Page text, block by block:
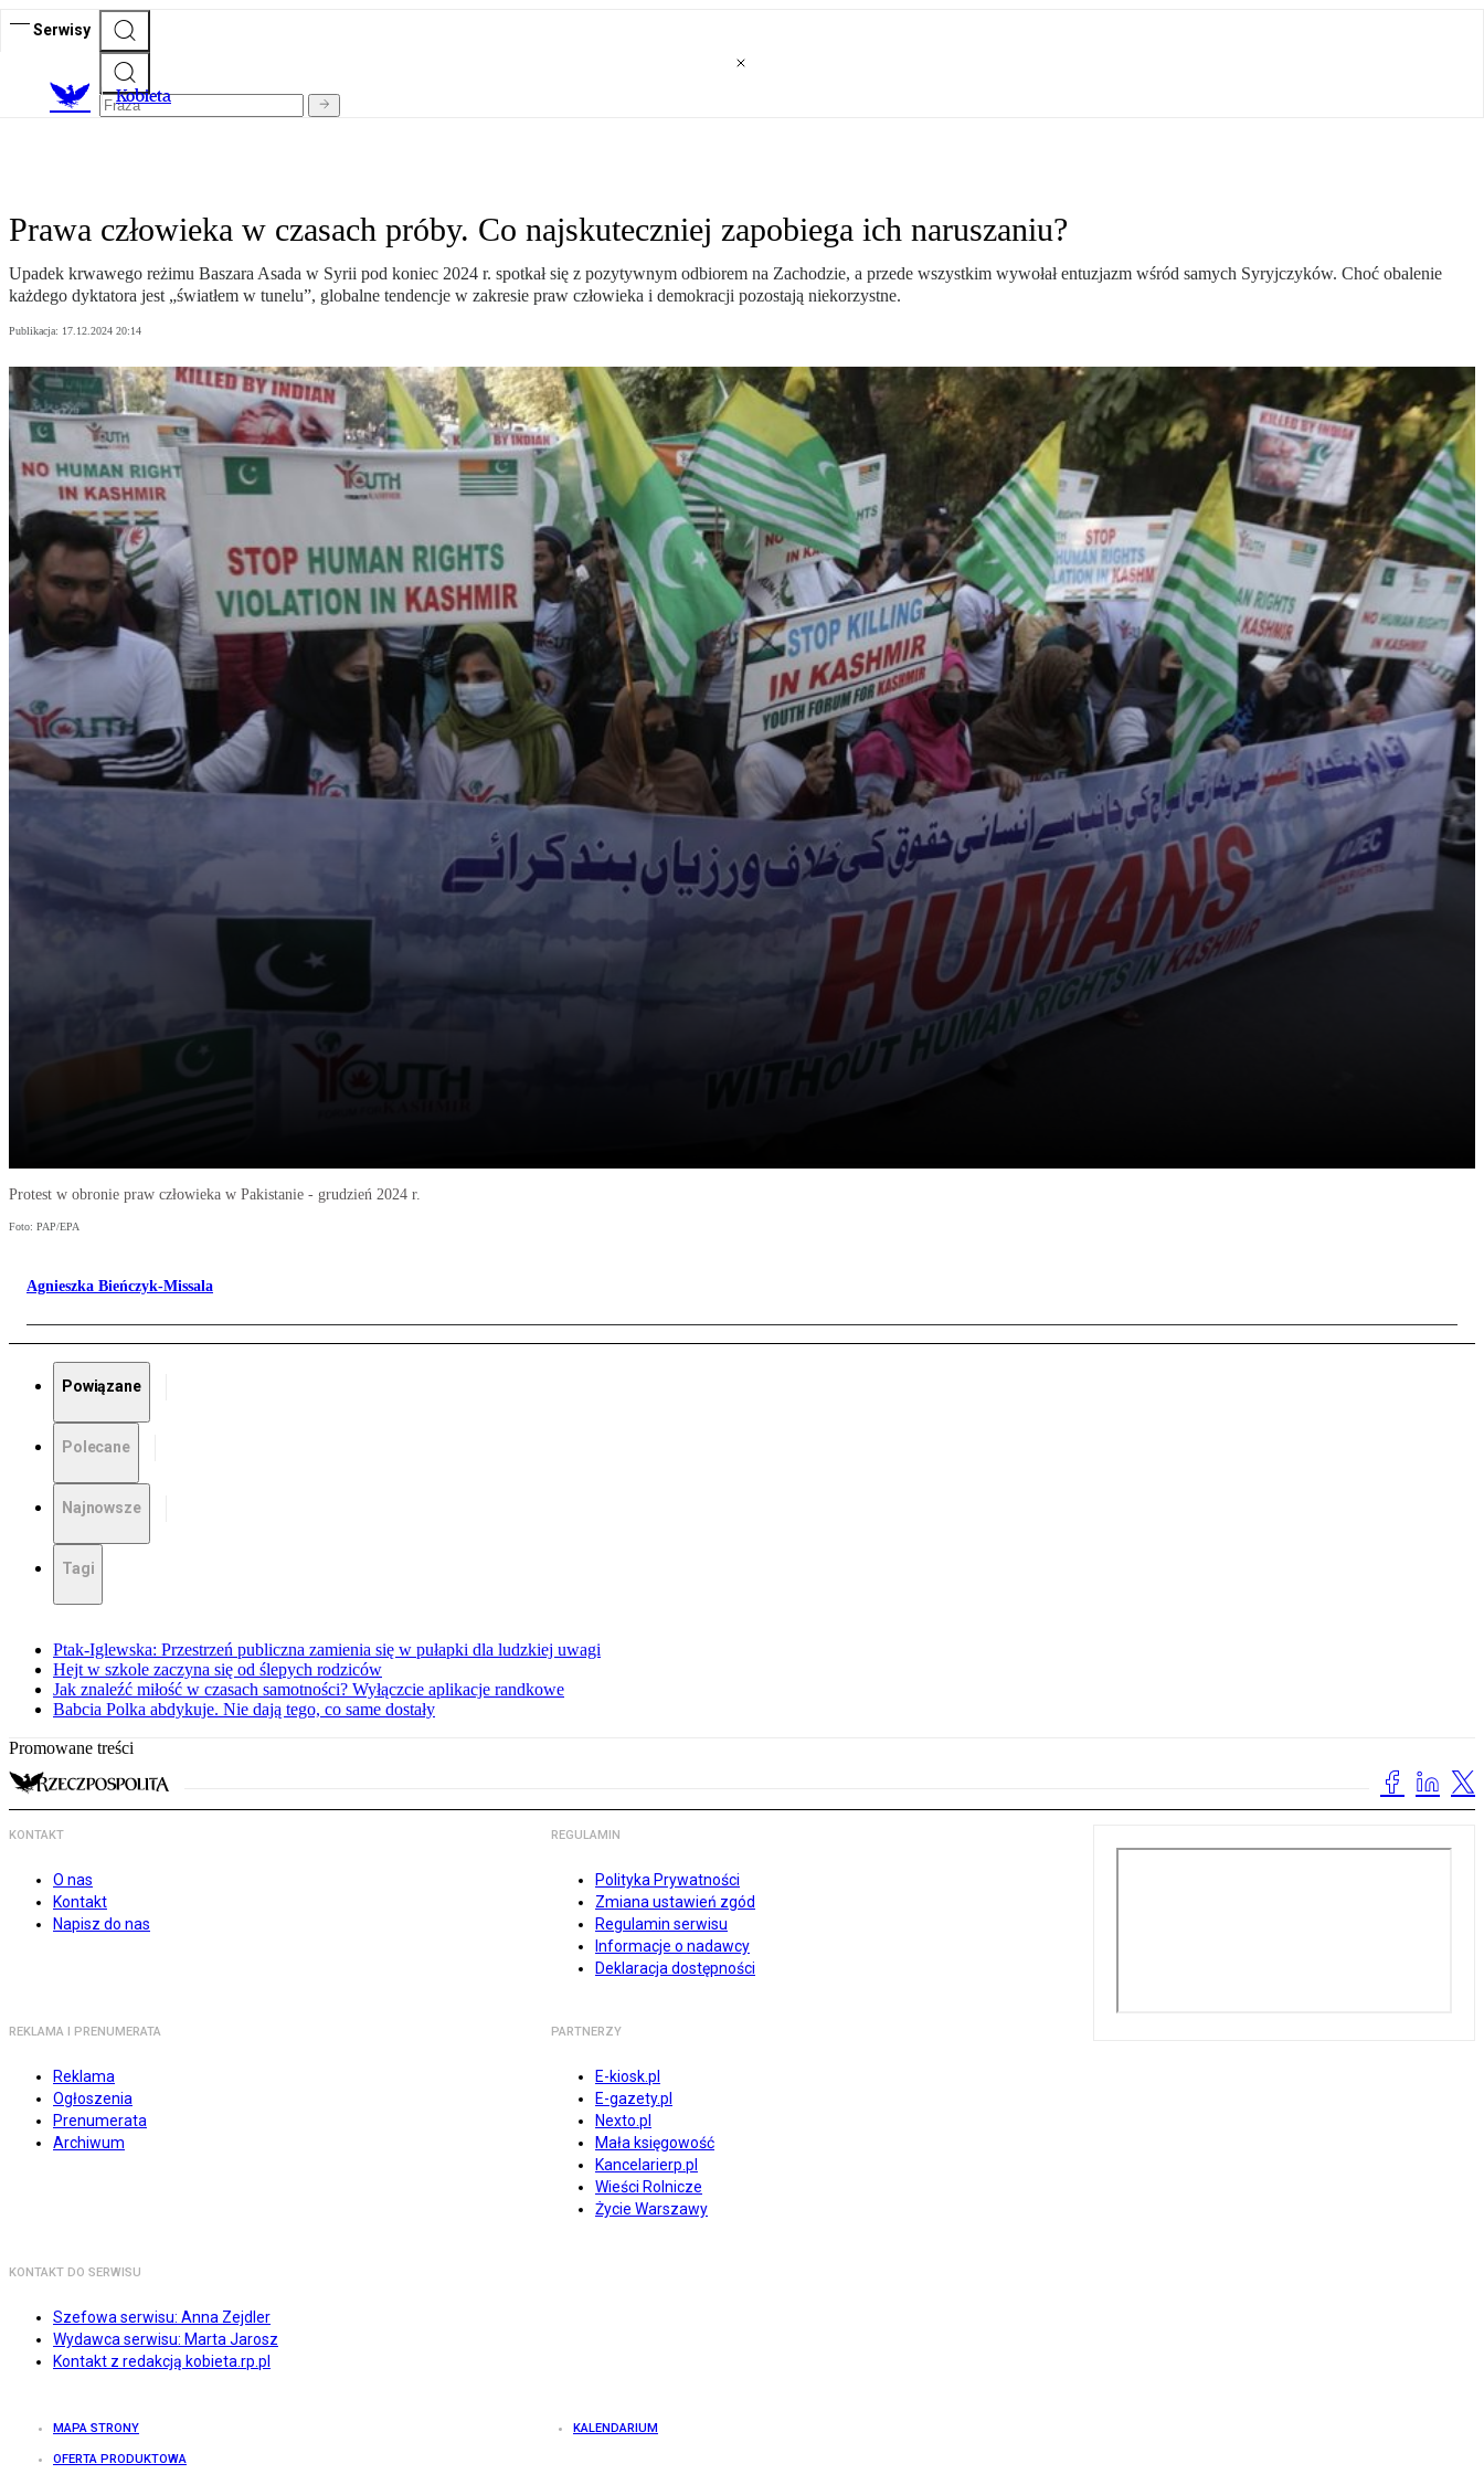
Serwisy
Kobieta
Prawa człowieka w czasach próby. Co najskuteczniej zapobiega ich naruszaniu?
Upadek krwawego reżimu Baszara Asada w Syrii pod koniec 2024 r. spotkał się z pozytywnym odbiorem na Zachodzie, a przede wszystkim wywołał entuzjazm wśród samych Syryjczyków. Choć obalenie
każdego dyktatora jest „światłem w tunelu”, globalne tendencje w zakresie praw człowieka i demokracji pozostają niekorzystne.
Publikacja: 17.12.2024 20:14
Protest w obronie praw człowieka w Pakistanie - grudzień 2024 r.
Foto: PAP/EPA
Agnieszka Bieńczyk-Missala
Powiązane
Polecane
Najnowsze
Tagi
Ptak-Iglewska: Przestrzeń publiczna zamienia się w pułapki dla ludzkiej uwagi
Hejt w szkole zaczyna się od ślepych rodziców
Jak znaleźć miłość w czasach samotności? Wyłączcie aplikacje randkowe
Babcia Polka abdykuje. Nie dają tego, co same dostały
Promowane treści
KONTAKT
O nas
Kontakt
Napisz do nas
REGULAMIN
Polityka Prywatności
Zmiana ustawień zgód
Regulamin serwisu
Informacje o nadawcy
Deklaracja dostępności
REKLAMA I PRENUMERATA
Reklama
Ogłoszenia
Prenumerata
Archiwum
PARTNERZY
E-kiosk.pl
E-gazety.pl
Nexto.pl
Mała księgowość
Kancelarierp.pl
Wieści Rolnicze
Życie Warszawy
KONTAKT DO SERWISU
Szefowa serwisu: Anna Zejdler
Wydawca serwisu: Marta Jarosz
Kontakt z redakcją kobieta.rp.pl
MAPA STRONY KALENDARIUM
OFERTA PRODUKTOWA